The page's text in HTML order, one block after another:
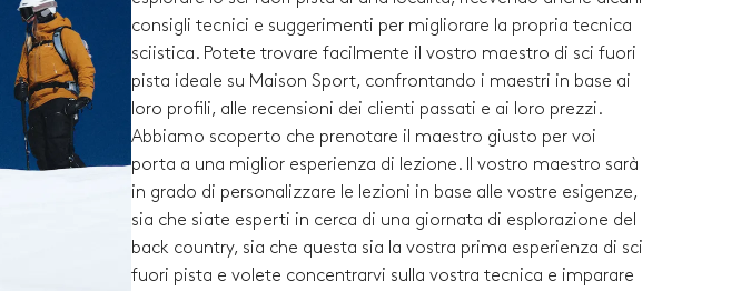
consigli tecnici e suggerimenti per migliorare la propria tecnica
sciistica. Potete trovare facilmente il vostro maestro di sci fuori
pista ideale su Maison Sport, confrontando i maestri in base ai
loro profili, alle recensioni dei clienti passati e ai loro prezzi.
Abbiamo scoperto che prenotare il maestro giusto per voi
porta a una miglior esperienza di lezione. Il vostro maestro sarà
in grado di personalizzare le lezioni in base alle vostre esigenze,
sia che siate esperti in cerca di una giornata di esplorazione del
back country, sia che questa sia la vostra prima esperienza di sci
fuori pista e volete concentrarvi sulla vostra tecnica e imparare